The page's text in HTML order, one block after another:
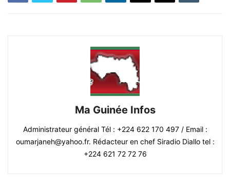
Ma Guinée Infos
Administrateur général Tél : +224 622 170 497 / Email :
oumarjaneh@yahoo.fr. Rédacteur en chef Siradio Diallo tel :
+224 621 72 72 76